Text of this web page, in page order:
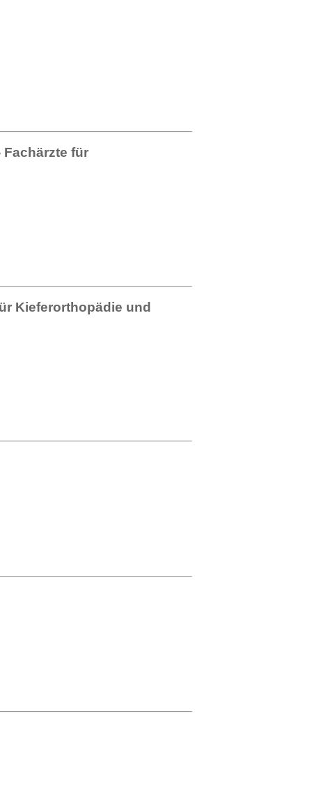
Fachärzte für
Kieferorthopädie und